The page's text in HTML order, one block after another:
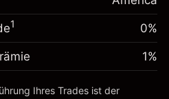
~ $
1 0%
1%
Ihres Trades ist der